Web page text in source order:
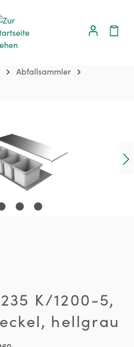
Abfallsammler
K/1200-5,
hellgrau